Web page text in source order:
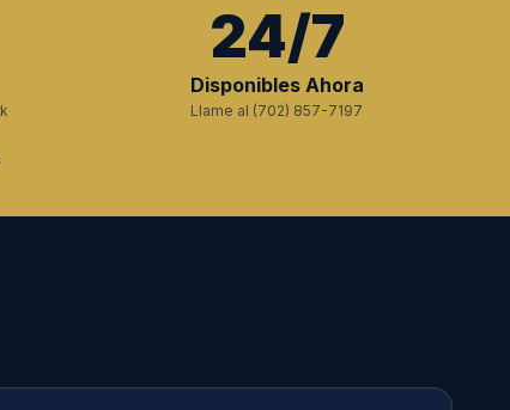
24/7
Disponibles Ahora
Llame al (702) 857-7197